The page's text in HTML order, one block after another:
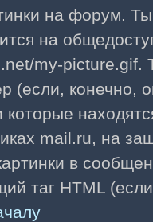
на форум.
на
my-picture.gif.
(если, конечно,
которые
mail.ru, на
в
таг HTML